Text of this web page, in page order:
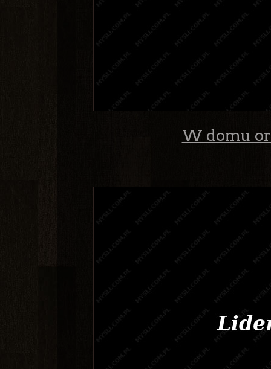
W domu